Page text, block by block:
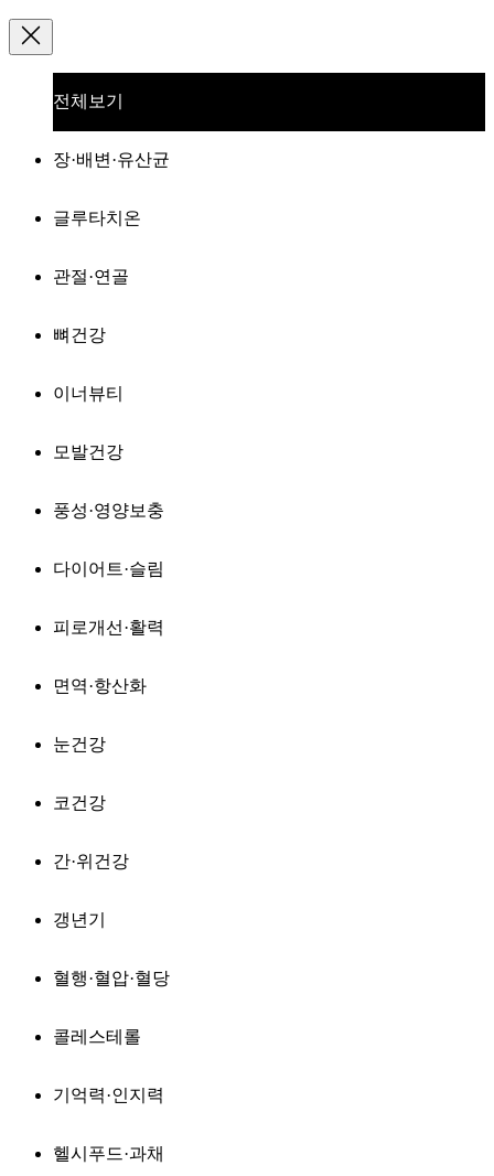
전체보기
장·배변·유산균
글루타치온
관절·연골
뼈건강
이너뷰티
모발건강
풍성·영양보충
다이어트·슬림
피로개선·활력
면역·항산화
눈건강
코건강
간·위건강
갱년기
혈행·혈압·혈당
콜레스테롤
기억력·인지력
헬시푸드·과채